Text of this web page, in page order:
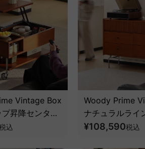
Vintage Box
昇降センター
級天然ツゲ
込
Woody Prime
ナチュラルライ
スト【高級天然
¥108,590税込